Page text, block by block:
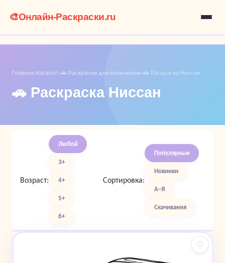
🎨Онлайн-Раскраски.ru
Главная›Каталог›🚗 Раскраски для мальчиков›🚗 Раскраска Ниссан
🚗 Раскраска Ниссан
Возраст:
Любой
3+
4+
5+
6+
Сортировка:
Популярные
Новинки
А–Я
Скачивания
♡